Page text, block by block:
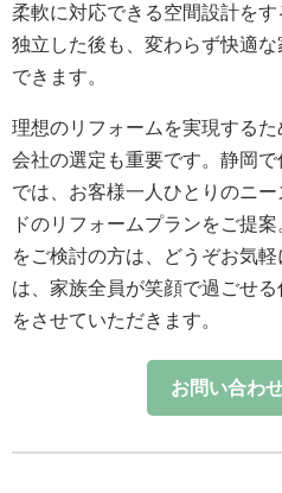
柔軟に対応できる空間設計を
独立した後も、変わらず快適
できます。
理想のリフォームを実現する
会社の選定も重要です。静岡
では、お客様一人ひとりのニ
ドのリフォームプランをご提
をご検討の方は、どうぞお気
は、家族全員が笑顔で過ごせ
をさせていただきます。
お問い合わ